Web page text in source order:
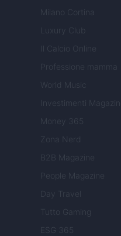
Milano Cortina
Luxury Club
Il Calcio Online
Professione mamma
World Music
Investimenti Magazine
Money 365
Zona Nerd
B2B Magazine
People Magazine
Day Travel
Tutto Gaming
ESG 365